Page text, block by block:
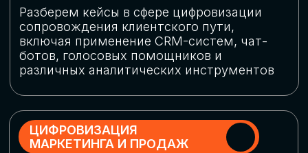
СПИКЕРЫ
СТАТЬ СПИКЕРОМ
В конференции участвовали более 120 спикеров